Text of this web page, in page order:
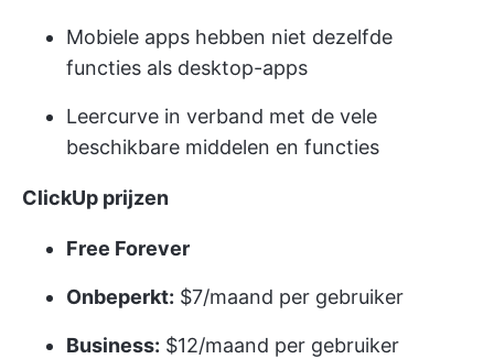
Mobiele apps hebben niet dezelfde
functies als desktop-apps
Leercurve in verband met de vele
beschikbare middelen en functies
ClickUp prijzen
Free Forever
Onbeperkt: $7/maand per gebruiker
Business: $12/maand per gebruiker